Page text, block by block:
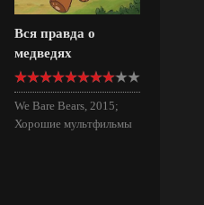
Вся правда о
медведях
We Bare Bears, 2015;
Хорошие мультфильмы